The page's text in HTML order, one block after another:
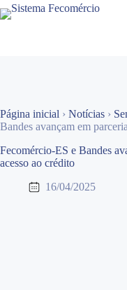
Pular
para
Página inicial › Notícias ›
Bandes avançam em
Fecomércio-ES e Bandes
acesso ao crédito
16/04/2025